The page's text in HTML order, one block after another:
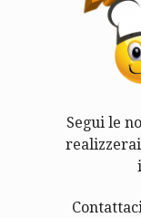
Segui le